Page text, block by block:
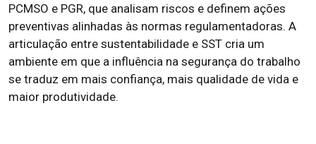
PCMSO e PGR, que analisam riscos e definem ações
preventivas alinhadas às normas regulamentadoras. A
articulação entre sustentabilidade e SST cria um
ambiente em que a influência na segurança do trabalho
se traduz em mais confiança, mais qualidade de vida e
maior produtividade.